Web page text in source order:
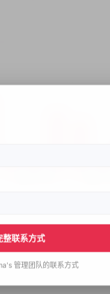
整联系方式
管理团队的联系方式